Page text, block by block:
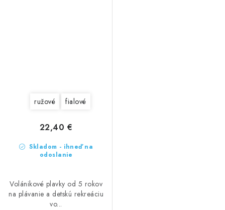
ružové fialové
Skladom - ihneď na
odoslanie
22,40 €
Volánikové plavky od 5 rokov
na plávanie a detskú rekreáciu
vo...